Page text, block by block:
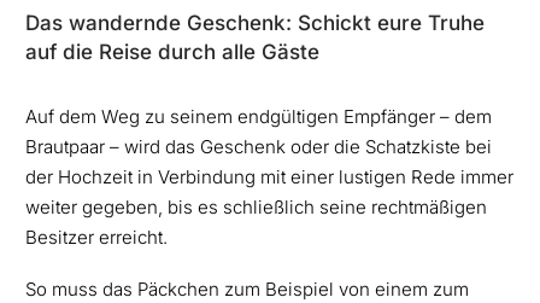
Das wandernde Geschenk: Schickt eure Truhe
auf die Reise durch alle Gäste
Auf dem Weg zu seinem endgültigen Empfänger – dem
Brautpaar – wird das Geschenk oder die Schatzkiste bei
der Hochzeit in Verbindung mit einer lustigen Rede immer
weiter gegeben, bis es schließlich seine rechtmäßigen
Besitzer erreicht.
So muss das Päckchen zum Beispiel von einem zum